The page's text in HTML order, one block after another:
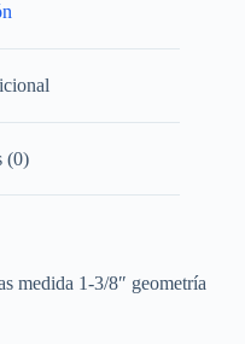
(0)
medida 1-3/8″ geometría